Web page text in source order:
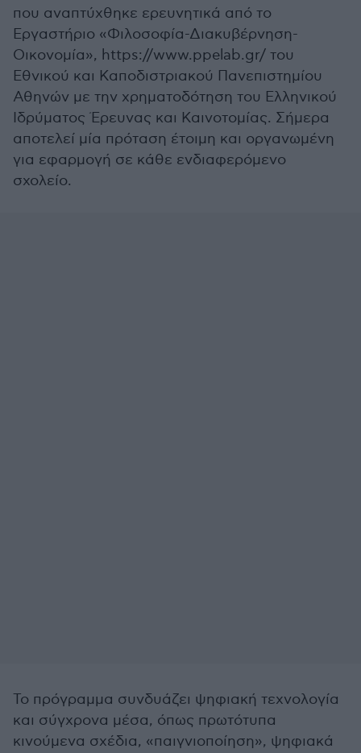
που αναπτύχθηκε ερευνητικά από το
Εργαστήριο «Φιλοσοφία-Διακυβέρνηση-
Οικονομία», https://www.ppelab.gr/ του
Εθνικού και Καποδιστριακού Πανεπιστημίου
Αθηνών με την χρηματοδότηση του Ελληνικού
Ιδρύματος Έρευνας και Καινοτομίας. Σήμερα
αποτελεί μία πρόταση έτοιμη και οργανωμένη
για εφαρμογή σε κάθε ενδιαφερόμενο
σχολείο.
Το πρόγραμμα συνδυάζει ψηφιακή τεχνολογία
και σύγχρονα μέσα, όπως πρωτότυπα
κινούμενα σχέδια, «παιγνιοποίηση», ψηφιακά